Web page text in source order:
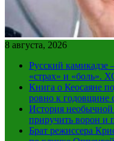
8 августа, 2026
Русский камикадзе
«страх» и «боль».
Книга о Кеосаяне
ровно к годовщине
История
приручить ворон и
Брат режиссера